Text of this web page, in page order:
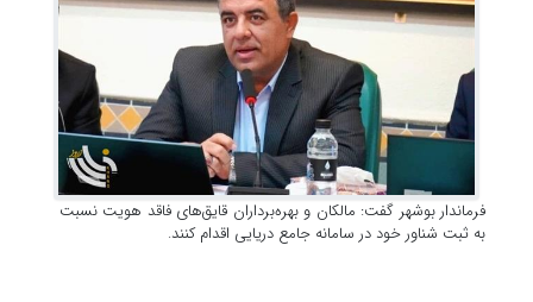
فرماندار بوشهر گفت: مالکان و بهره‌برداران قایق‌های فاقد هویت نسبت
به ثبت شناور خود در سامانه جامع دریایی اقدام کنند.